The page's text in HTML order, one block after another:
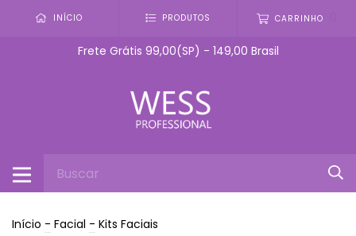
INÍCIO PRODUTOS CARRINHO
Frete Grátis 99,00(SP) - 149,00 Brasil
Início - Facial - Kits Faciais